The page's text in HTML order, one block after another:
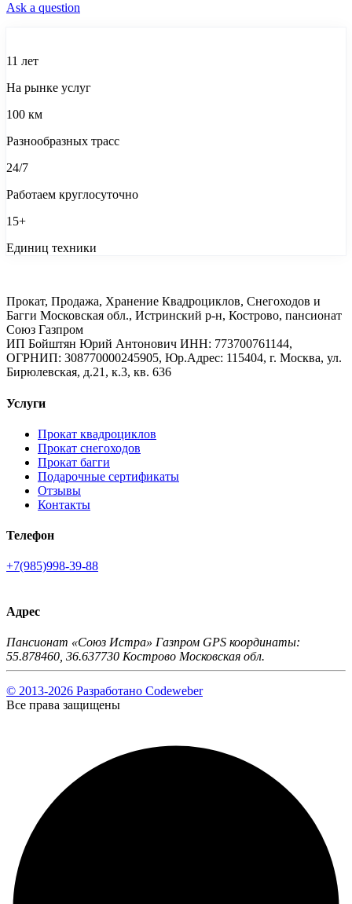
Ask a question
11 лет
На рынке услуг
100 км
Разнообразных трасс
24/7
Работаем круглосуточно
15+
Единиц техники
Прокат, Продажа, Хранение Квадроциклов, Снегоходов и
Багги Московская обл., Истринский р-н, Кострово, пансионат
Союз Газпром
ИП Бойштян Юрий Антонович ИНН: 773700761144,
ОГРНИП: 308770000245905, Юр.Адрес: 115404, г. Москва, ул.
Бирюлевская, д.21, к.3, кв. 636
Услуги
Прокат квадроциклов
Прокат снегоходов
Прокат багги
Подарочные сертификаты
Отзывы
Контакты
Телефон
+7(985)998-39-88
Адрес
Пансионат «Союз Истра» Газпром GPS координаты:
55.878460, 36.637730 Кострово Московская обл.
© 2013-2026 Разработано Codeweber
Все права защищены